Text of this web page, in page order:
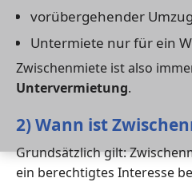
vorübergehender Umzug
Untermiete nur für ein
Zwischenmiete ist also
Untervermietung.
2) Wann ist
Grundsätzlich gilt:
ein berechtigtes Interesse